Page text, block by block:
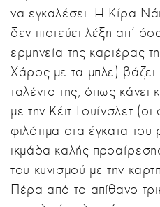
να εγκαλέσει. Η Κίρα
δεν πιστεύει λέξη απ'
ερμηνεία της καριέρας
Χάρος με τα μπλε) βάζει
ταλέντο της, όπως
με την Κέιτ Γουίνσλετ
φιλότιμα στα έγκατα
ικμάδα καλής
του κυνισμού με την
Πέρα από το απίθανο